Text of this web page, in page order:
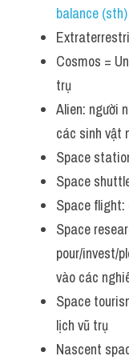
balance
Cosmos =
trụ
Alien: người
các sinh vật
Space
Space
Space flight:
Space
pour/invest/
vào các
Space
lịch vũ trụ
Nascent